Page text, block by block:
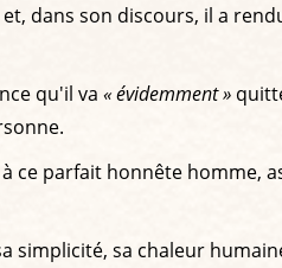
dans son discours, il a
qu'il va « évidemment »
ce parfait honnête homme,
sa chaleur